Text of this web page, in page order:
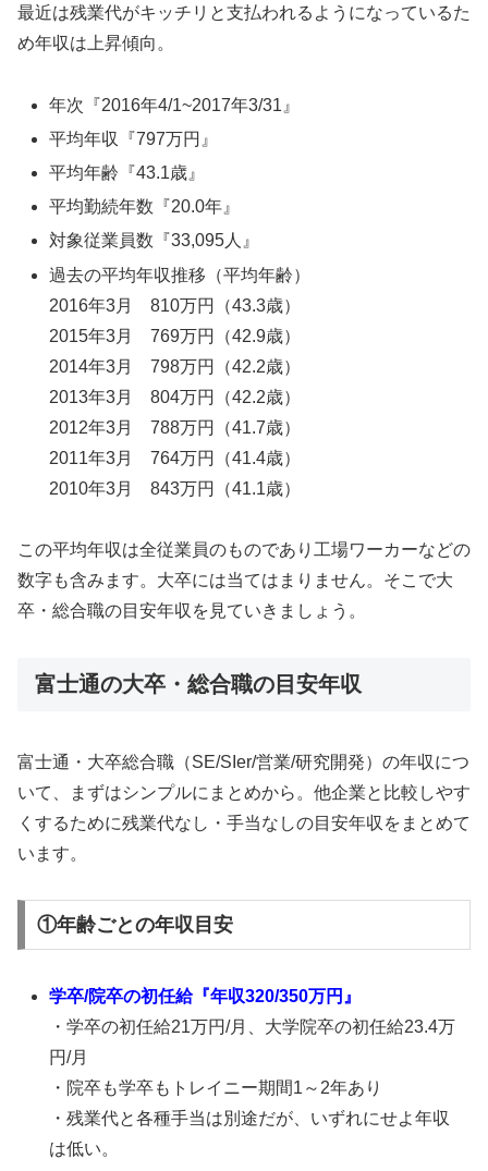
最近は残業代がキッチリと支払われるようになっているた
め年収は上昇傾向。
年次『2016年4/1~2017年3/31』
平均年収『797万円』
平均年齢『43.1歳』
平均勤続年数『20.0年』
対象従業員数『33,095人』
過去の平均年収推移（平均年齢）
2016年3月 810万円（43.3歳）
2015年3月 769万円（42.9歳）
2014年3月 798万円（42.2歳）
2013年3月 804万円（42.2歳）
2012年3月 788万円（41.7歳）
2011年3月 764万円（41.4歳）
2010年3月 843万円（41.1歳）
この平均年収は全従業員のものであり工場ワーカーなどの
数字も含みます。大卒には当てはまりません。そこで大
卒・総合職の目安年収を見ていきましょう。
富士通の大卒・総合職の目安年収
富士通・大卒総合職（SE/SIer/営業/研究開発）の年収につ
いて、まずはシンプルにまとめから。他企業と比較しやす
くするために残業代なし・手当なしの目安年収をまとめて
います。
①年齢ごとの年収目安
学卒/院卒の初任給『年収320/350万円』
・学卒の初任給21万円/月、大学院卒の初任給23.4万
円/月
・院卒も学卒もトレイニー期間1～2年あり
・残業代と各種手当は別途だが、いずれにせよ年収
は低い。